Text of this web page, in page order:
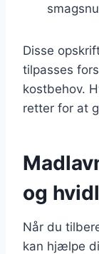
Disse
tilpasses
kostbehov.
retter for at
og
Når du
kan hjælpe